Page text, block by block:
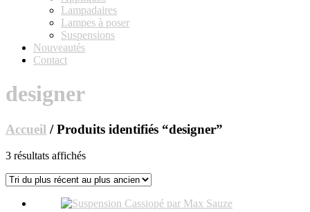
Lampadaires
Lampes à poser
Suspensions
Nouveautés
Contact
designer
Accueil / Produits identifiés “designer”
3 résultats affichésTrié
plus
au